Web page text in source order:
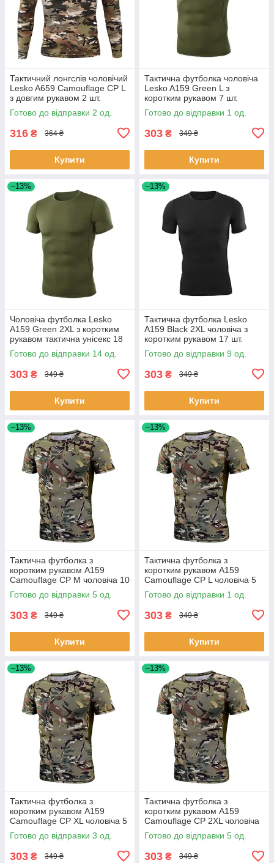
Тактичний лонгслів чоловічий
Lesko A659 Camouflage CP L
з довгим рукавом 2 шт.
Готово до відправки 2 од.
316 ₴ 364 ₴
Купити
Тактична футболка чоловіча
Lesko A159 Green L з
коротким рукавом 7 шт.
Готово до відправки 1 од.
303 ₴ 349 ₴
Купити
–13%
Чоловіча футболка Lesko
A159 Green 2XL з коротким
рукавом тактична унісекс 18
шт.
Готово до відправки 14 од.
303 ₴ 349 ₴
Купити
–13%
Тактична футболка Lesko
A159 Black 2XL чоловіча з
коротким рукавом 17 шт.
Готово до відправки 9 од.
303 ₴ 349 ₴
Купити
–13%
Тактична футболка з
коротким рукавом A159
Camouflage CP M чоловіча 10
шт.
Готово до відправки 5 од.
303 ₴ 349 ₴
Купити
–13%
Тактична футболка з
коротким рукавом A159
Camouflage CP L чоловіча 5
шт.
Готово до відправки 1 од.
303 ₴ 349 ₴
Купити
–13%
Тактична футболка з
коротким рукавом A159
Camouflage CP XL чоловіча 5
шт.
Готово до відправки 3 од.
303 ₴ 349 ₴
–13%
Тактична футболка з
коротким рукавом A159
Camouflage CP 2XL чоловіча
9 шт.
Готово до відправки 5 од.
303 ₴ 349 ₴